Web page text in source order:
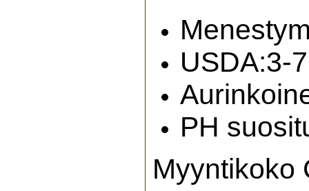
USDA:3-7
PH
Myyntikoko